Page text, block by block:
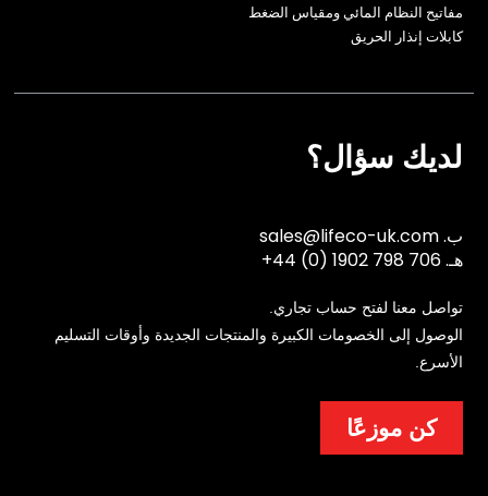
مفاتيح النظام المائي ومقياس الضغط
كابلات إنذار الحريق
لديك سؤال؟
ب.sales@lifeco-uk.com
هـ.+44 (0) 1902 798 706
تواصل معنا لفتح حساب تجاري.
الوصول إلى الخصومات الكبيرة والمنتجات الجديدة وأوقات التسليم
الأسرع.
كن موزعًا